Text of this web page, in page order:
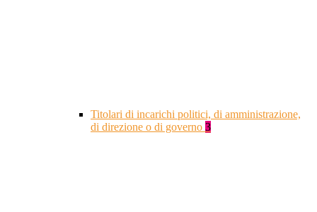
Titolari di incarichi politici, di amministrazione,
di direzione o di governo 3